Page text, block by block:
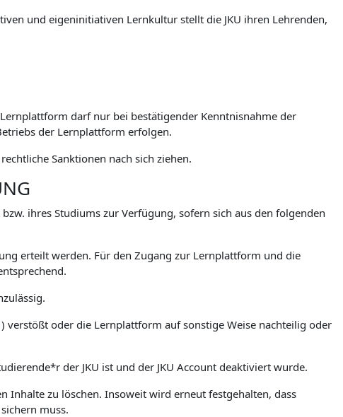
und eigeninitiativen Lernkultur stellt die JKU ihren Lehrenden,
darf nur bei bestätigender Kenntnisnahme der
der Lernplattform erfolgen.
Sanktionen nach sich ziehen.
ihres Studiums zur Verfügung, sofern sich aus den folgenden
erteilt werden. Für den Zugang zur Lernplattform und die
oder die Lernplattform auf sonstige Weise nachteilig oder
der JKU ist und der JKU Account deaktiviert wurde.
Inhalte zu löschen. Insoweit wird erneut festgehalten, dass
muss.